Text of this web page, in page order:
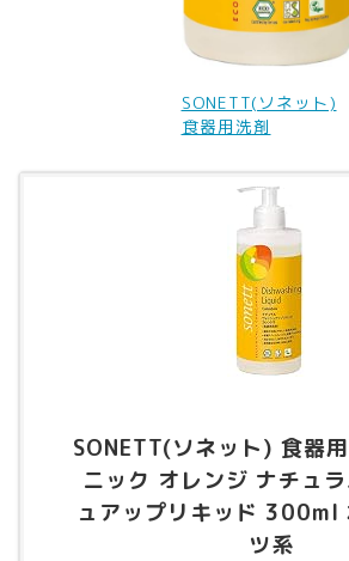
SONETT(ソネット)
食器用洗剤
SONETT(ソネット) 食器
ニック オレンジ ナチュ
ュアップリキッド 300ml
ツ系